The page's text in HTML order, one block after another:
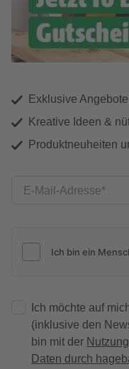
Exklusive
Kreative Ideen &
Produktneuheiten
E-Mail-Adresse
Ich möchte auf
(inklusive den
bin mit der
Daten durch